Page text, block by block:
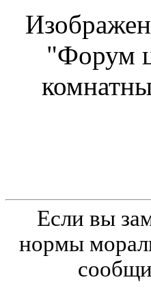
"Форум
Если вы
нормы